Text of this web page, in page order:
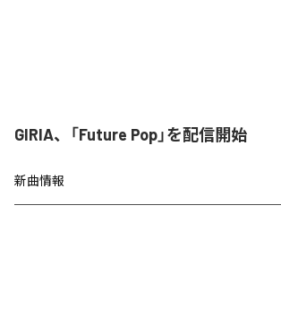
GIRIA、「Future Pop」を配信開始
新曲情報